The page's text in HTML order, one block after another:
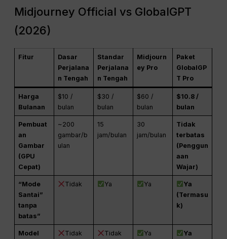
Midjourney Official vs GlobalGPT
(2026)
Fitur
Dasar
Perjalana
n Tengah
Standar
Perjalana
n Tengah
Midjourn
ey Pro
Paket
GlobalGP
T Pro
Harga
Bulanan
$10 /
bulan
$30 /
bulan
$60 /
bulan
$10.8 /
bulan
Pembuat
an
Gambar
(GPU
Cepat)
~200
gambar/b
ulan
15
jam/bulan
30
jam/bulan
Tidak
terbatas
(Penggun
aan
Wajar)
“Mode
Santai”
tanpa
batas”
Tidak Ya Ya
Ya
(Termasu
k)
Model
Tidak Tidak
Ya
Ya